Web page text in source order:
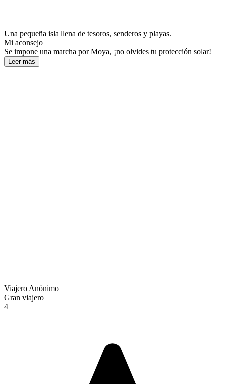
Una pequeña isla llena de tesoros, senderos y playas.
Mi aconsejo
Se impone una marcha por Moya, ¡no olvides tu protección solar!
Leer más
Viajero Anónimo
Gran viajero
4